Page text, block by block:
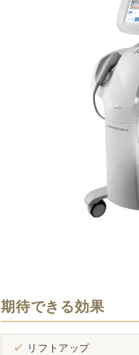
期待できる効果
リフトアップ